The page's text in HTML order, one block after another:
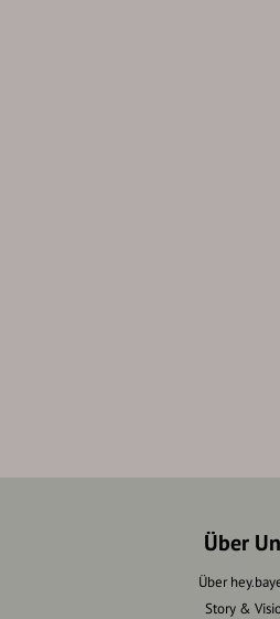
Über
Über
Story &